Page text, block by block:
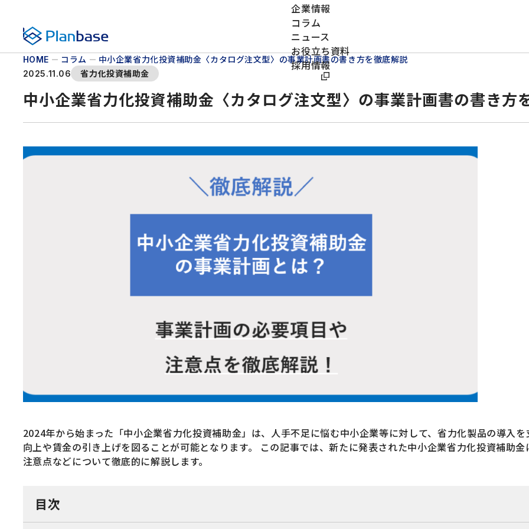
株式会社プランベース
企業情報
コラム
ニュース
お役立ち資料
採用情報
HOME コラム 中小企業省力化投資補助金〈カタログ注文型〉の事業計画書の書き方を徹底解説
2025.11.06 省力化投資補助金
中小企業省力化投資補助金〈カタログ注文型〉の事業計画書の書き方
2024年から始まった「中小企業省力化投資補助金」は、人手不足に悩む中小企業等に対して、省力化製品の導入
向上や賃金の引き上げを図ることが可能となります。 この記事では、新たに発表された中小企業省力化投資補助
注意点などについて徹底的に解説します。
目次